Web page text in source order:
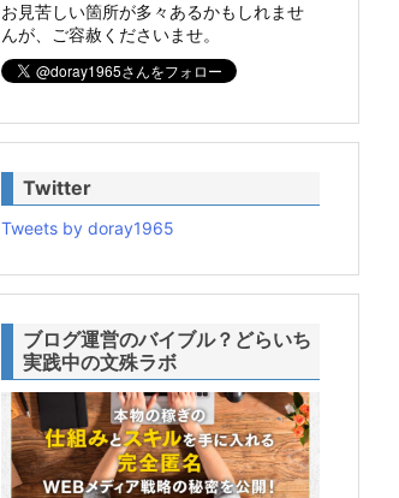
お見苦しい箇所が多々あるかもしれませ
んが、ご容赦くださいませ。
Twitter
Tweets by doray1965
ブログ運営のバイブル？どらいち
実践中の文殊ラボ